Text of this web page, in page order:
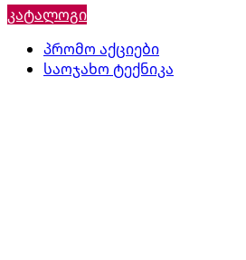
კატალოგი
პრომო აქციები
საოჯახო ტექნიკა